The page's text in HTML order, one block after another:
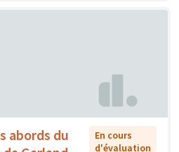
abords du
En cours
d'évaluation